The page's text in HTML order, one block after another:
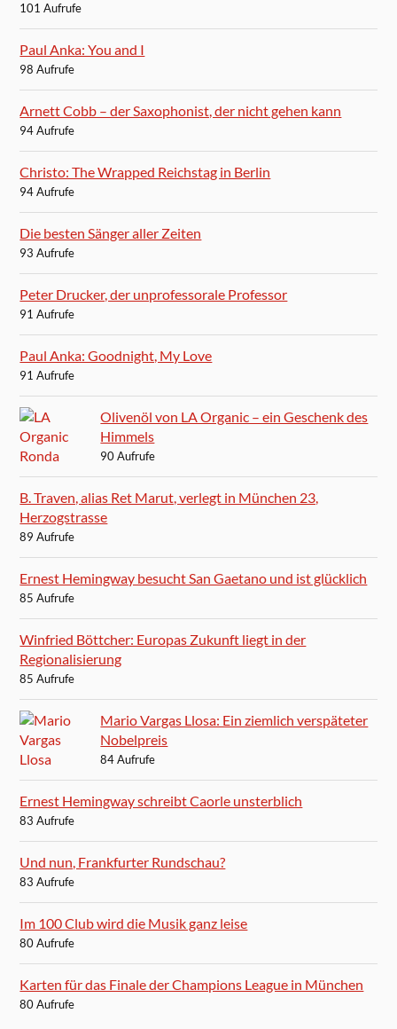
101 Aufrufe
Paul Anka: You and I
98 Aufrufe
Arnett Cobb – der Saxophonist, der nicht gehen kann
94 Aufrufe
Christo: The Wrapped Reichstag in Berlin
94 Aufrufe
Die besten Sänger aller Zeiten
93 Aufrufe
Peter Drucker, der unprofessorale Professor
91 Aufrufe
Paul Anka: Goodnight, My Love
91 Aufrufe
Olivenöl von LA Organic – ein Geschenk des
Himmels
90 Aufrufe
B. Traven, alias Ret Marut, verlegt in München 23,
Herzogstrasse
89 Aufrufe
Ernest Hemingway besucht San Gaetano und ist glücklich
85 Aufrufe
Winfried Böttcher: Europas Zukunft liegt in der
Regionalisierung
85 Aufrufe
Mario Vargas Llosa: Ein ziemlich verspäteter
Nobelpreis
84 Aufrufe
Ernest Hemingway schreibt Caorle unsterblich
83 Aufrufe
Und nun, Frankfurter Rundschau?
83 Aufrufe
Im 100 Club wird die Musik ganz leise
80 Aufrufe
Karten für das Finale der Champions League in München
80 Aufrufe